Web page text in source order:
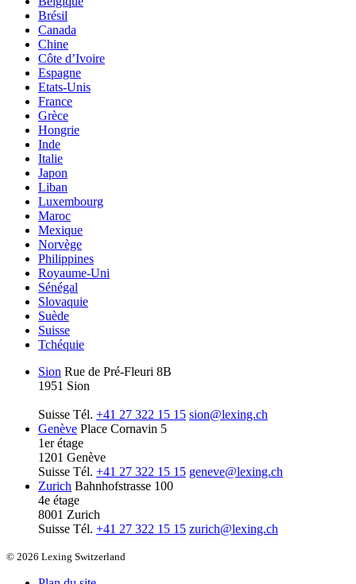
Brésil
Canada
Chine
Côte d’Ivoire
Espagne
Etats-Unis
France
Grèce
Hongrie
Inde
Italie
Japon
Liban
Luxembourg
Maroc
Mexique
Norvège
Philippines
Royaume-Uni
Sénégal
Slovaquie
Suède
Suisse
Tchéquie
Sion Rue de Pré-Fleuri 8B
1951 Sion
Suisse Tél. +41 27 322 15 15 sion@lexing.ch
Genève Place Cornavin 5
1er étage
1201 Genève
Suisse Tél. +41 27 322 15 15 geneve@lexing.ch
Zurich Bahnhofstrasse 100
4e étage
8001 Zurich
Suisse Tél. +41 27 322 15 15 zurich@lexing.ch
© 2026 Lexing Switzerland